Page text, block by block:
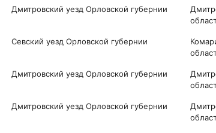
Дмитровский уезд Орловской губернии
Севский уезд Орловской губернии
Дмитровский уезд Орловской губернии
Дмитровский уезд Орловской губернии